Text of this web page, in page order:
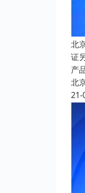
北
证
产
北
21-